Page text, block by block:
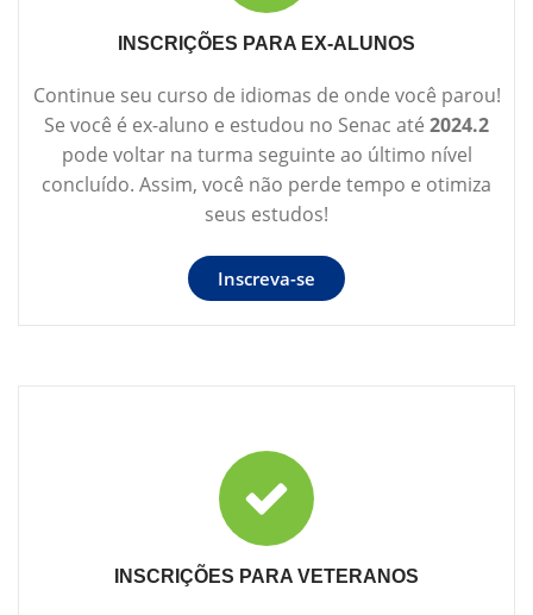
INSCRIÇÕES PARA EX-ALUNOS
Continue seu curso de idiomas de onde você parou!
Se você é ex-aluno e estudou no Senac até 2024.2
pode voltar na turma seguinte ao último nível
concluído. Assim, você não perde tempo e otimiza
seus estudos!
Inscreva-se
INSCRIÇÕES PARA VETERANOS